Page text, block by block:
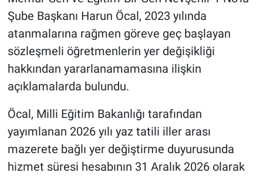
Şube Başkanı Harun Öcal, 2023 yılında
atanmalarına rağmen göreve geç başlayan
sözleşmeli öğretmenlerin yer değişikliği
hakkından yararlanamamasına ilişkin
açıklamalarda bulundu.
Öcal, Milli Eğitim Bakanlığı tarafından
yayımlanan 2026 yılı yaz tatili iller arası
mazerete bağlı yer değiştirme duyurusunda
hizmet süresi hesabının 31 Aralık 2026 olarak
Kayseri
Niğde
Aksaray
Yerel
Genel